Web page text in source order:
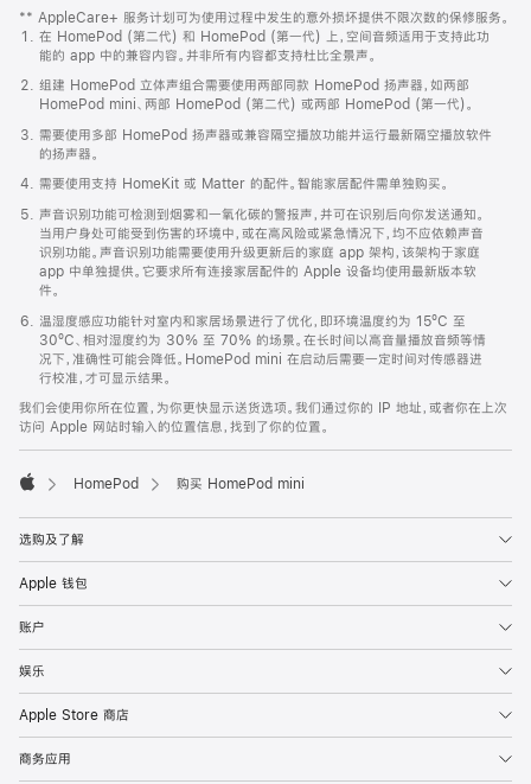
窗
口
中
打
开)
** AppleCare+ 服务计划可为使用过程中发生的意外损坏提供不限次数的保修服务。
在 HomePod (第二代) 和 HomePod (第一代) 上，空间音频适用于支持此功
能的 app 中的兼容内容。并非所有内容都支持杜比全景声。
组建 HomePod 立体声组合需要使用两部同款 HomePod 扬声器，如两部
HomePod mini、两部 HomePod (第二代) 或两部 HomePod (第一代)。
需要使用多部 HomePod 扬声器或兼容隔空播放功能并运行最新隔空播放软件
的扬声器。
需要使用支持 HomeKit 或 Matter 的配件。智能家居配件需单独购买。
声音识别功能可检测到烟雾和一氧化碳的警报声，并可在识别后向你发送通知。
当用户身处可能受到伤害的环境中，或在高风险或紧急情况下，均不应依赖声音
识别功能。声音识别功能需要使用升级更新后的家庭 app 架构，该架构于家庭
app 中单独提供。它要求所有连接家居配件的 Apple 设备均使用最新版本软
件。
温湿度感应功能针对室内和家居场景进行了优化，即环境温度约为 15ºC 至
30ºC、相对湿度约为 30% 至 70% 的场景。在长时间以高音量播放音频等情
况下，准确性可能会降低。HomePod mini 在启动后需要一定时间对传感器进
行校准，才可显示结果。
我们会使用你所在位置，为你更快显示送货选项。我们通过你的 IP 地址，或者你在上次
访问 Apple 网站时输入的位置信息，找到了你的位置。
HomePod 购买 HomePod mini
选购及了解
Apple 钱包
账户
娱乐
Apple Store 商店
商务应用